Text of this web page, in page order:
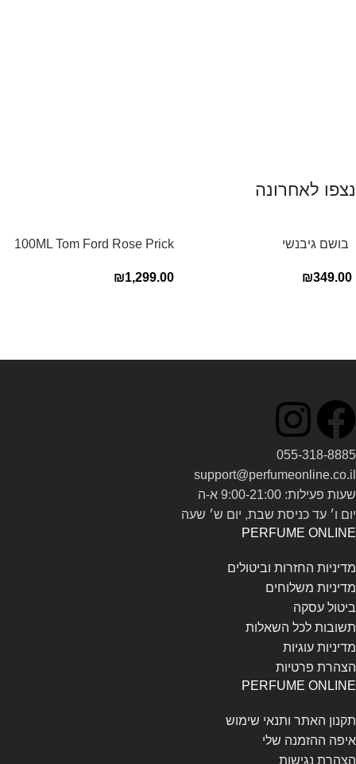
נצפו לאחרונה
‏ בושם גיבנשי
E.D.P 80ml ‏
₪349.00
100ML Tom Ford Rose Prick
₪1,299.00
055-318-8885
support@perfumeonline.co.il
שעות פעילות: 9:00-21:00 א-ה
יום ו׳ עד כניסת שבת, יום ש׳ שעה
PERFUME ONLINE
מדיניות החזרות וביטולים
מדיניות משלוחים
ביטול עסקה
תשובות לכל השאלות
מדיניות עוגיות
הצהרת פרטיות
PERFUME ONLINE
תקנון האתר ותנאי שימוש
איפה ההזמנה שלי
הצהרת נגישות